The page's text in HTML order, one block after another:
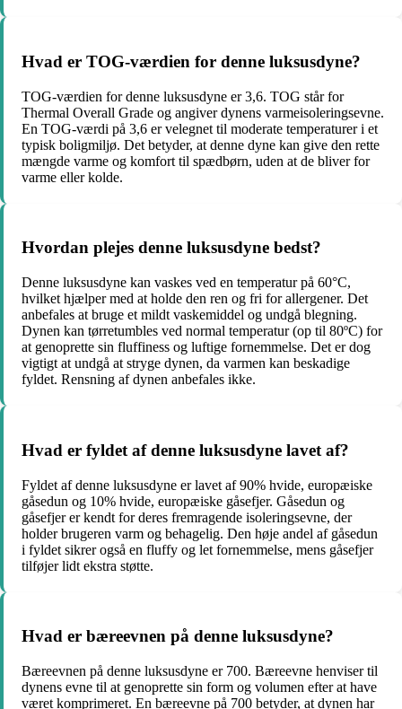
Hvad er TOG-værdien for denne luksusdyne?
TOG-værdien for denne luksusdyne er 3,6. TOG står for
Thermal Overall Grade og angiver dynens varmeisoleringsevne.
En TOG-værdi på 3,6 er velegnet til moderate temperaturer i et
typisk boligmiljø. Det betyder, at denne dyne kan give den rette
mængde varme og komfort til spædbørn, uden at de bliver for
varme eller kolde.
Hvordan plejes denne luksusdyne bedst?
Denne luksusdyne kan vaskes ved en temperatur på 60°C,
hvilket hjælper med at holde den ren og fri for allergener. Det
anbefales at bruge et mildt vaskemiddel og undgå blegning.
Dynen kan tørretumbles ved normal temperatur (op til 80ºC) for
at genoprette sin fluffiness og luftige fornemmelse. Det er dog
vigtigt at undgå at stryge dynen, da varmen kan beskadige
fyldet. Rensning af dynen anbefales ikke.
Hvad er fyldet af denne luksusdyne lavet af?
Fyldet af denne luksusdyne er lavet af 90% hvide, europæiske
gåsedun og 10% hvide, europæiske gåsefjer. Gåsedun og
gåsefjer er kendt for deres fremragende isoleringsevne, der
holder brugeren varm og behagelig. Den høje andel af gåsedun
i fyldet sikrer også en fluffy og let fornemmelse, mens gåsefjer
tilføjer lidt ekstra støtte.
Hvad er bæreevnen på denne luksusdyne?
Bæreevnen på denne luksusdyne er 700. Bæreevne henviser til
dynens evne til at genoprette sin form og volumen efter at have
været komprimeret. En bæreevne på 700 betyder, at dynen har